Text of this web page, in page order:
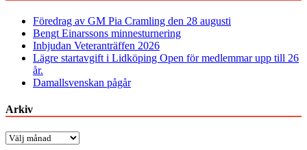
Föredrag av GM Pia Cramling den 28 augusti
Bengt Einarssons minnesturnering
Inbjudan Veteranträffen 2026
Lägre startavgift i Lidköping Open för medlemmar upp till 26
år.
Damallsvenskan pågår
Arkiv
Arkiv